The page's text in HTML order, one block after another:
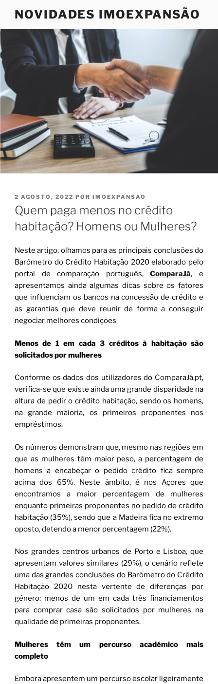
o
conteúdo
NOVIDADES IMOEXPANSÃO
PUBLICADO
EM
2 AGOSTO, 2022 POR IMOEXPANSAO
Quem paga menos no crédito
habitação? Homens ou Mulheres?
Neste artigo, olhamos para as principais conclusões do
Barómetro do Crédito Habitação 2020 elaborado pelo
portal de comparação português,ComparaJá, e
apresentamos ainda algumas dicas sobre os fatores
que influenciam os bancos na concessão de crédito e
as garantias que deve reunir de forma a conseguir
negociar melhores condições
Menos de 1 em cada 3 créditos à habitação são
solicitados por mulheres
Conforme os dados dos utilizadores do ComparaJá.pt,
verifica-se que existe ainda uma grande disparidade na
altura de pedir o crédito habitação, sendo os homens,
na grande maioria, os primeiros proponentes nos
empréstimos.
Os números demonstram que, mesmo nas regiões em
que as mulheres têm maior peso, a percentagem de
homens a encabeçar o pedido crédito fica sempre
acima dos 65%. Neste âmbito, é nos Açores que
encontramos a maior percentagem de mulheres
enquanto primeiras proponentes no pedido de crédito
habitação (35%), sendo que a Madeira fica no extremo
oposto, detendo a menor percentagem (22%).
Nos grandes centros urbanos de Porto e Lisboa, que
apresentam valores similares (29%), o cenário reflete
uma das grandes conclusões do Barómetro do Crédito
Habitação 2020 nesta vertente de diferenças por
género: menos de um em cada três financiamentos
para comprar casa são solicitados por mulheres na
qualidade de primeiras proponentes.
Mulheres têm um percurso académico mais
completo
Embora apresentem um percurso escolar ligeiramente